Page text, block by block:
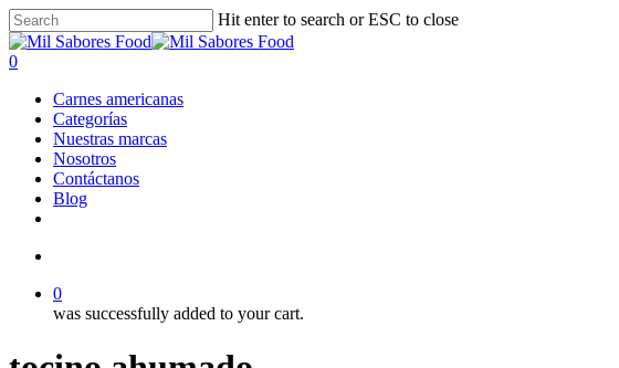
Skip
to
main
Hit enter to search or ESC to close
Close
Search
search
0
Carnes americanas
Categorías
Nuestras marcas
Nosotros
Contáctanos
Blog
0
was successfully added to your cart.